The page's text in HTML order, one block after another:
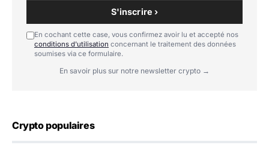
S'inscrire ›
En cochant cette case, vous confirmez avoir lu et accepté nos
conditions d'utilisation concernant le traitement des données
soumises via ce formulaire.
En savoir plus sur notre newsletter crypto →
Crypto populaires